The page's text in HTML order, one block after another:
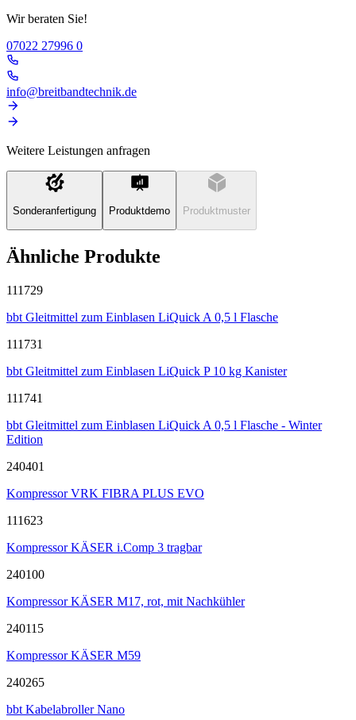
Wir beraten Sie!
07022 27996 0
info@breitbandtechnik.de
Weitere Leistungen anfragen
Sonderanfertigung Produktdemo Produktmuster
Ähnliche Produkte
111729
bbt Gleitmittel zum Einblasen LiQuick A 0,5 l Flasche
111731
bbt Gleitmittel zum Einblasen LiQuick P 10 kg Kanister
111741
bbt Gleitmittel zum Einblasen LiQuick A 0,5 l Flasche - Winter
Edition
240401
Kompressor VRK FIBRA PLUS EVO
111623
Kompressor KÄSER i.Comp 3 tragbar
240100
Kompressor KÄSER M17, rot, mit Nachkühler
240115
Kompressor KÄSER M59
240265
bbt Kabelabroller Nano